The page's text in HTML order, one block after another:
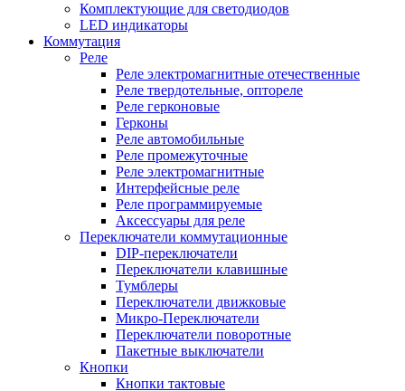
Комплектующие для светодиодов
LED индикаторы
Коммутация
Реле
Реле электромагнитные отечественные
Реле твердотельные, оптореле
Реле герконовые
Герконы
Реле автомобильные
Реле промежуточные
Реле электромагнитные
Интерфейсные реле
Реле программируемые
Аксессуары для реле
Переключатели коммутационные
DIP-переключатели
Переключатели клавишные
Тумблеры
Переключатели движковые
Микро-Переключатели
Переключатели поворотные
Пакетные выключатели
Кнопки
Кнопки тактовые